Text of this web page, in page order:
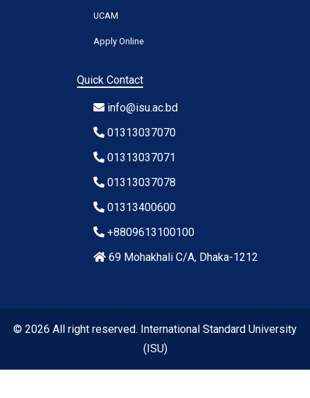
UCAM
Apply Online
Quick Contact
info@isu.ac.bd
01313037070
01313037071
01313037078
01313400600
+8809613100100
69 Mohakhali C/A, Dhaka-1212
© 2026 All right reserved. International Standard University
(ISU)